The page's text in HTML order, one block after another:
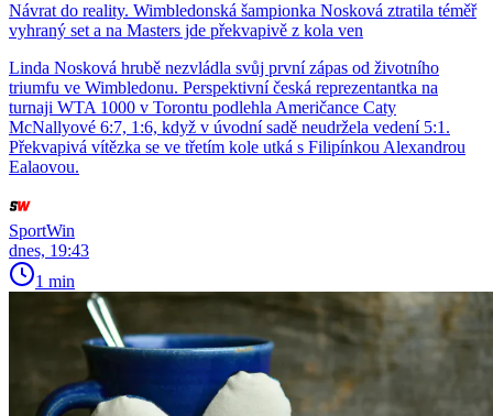
Návrat do reality. Wimbledonská šampionka Nosková ztratila téměř
vyhraný set a na Masters jde překvapivě z kola ven
Linda Nosková hrubě nezvládla svůj první zápas od životního
triumfu ve Wimbledonu. Perspektivní česká reprezentantka na
turnaji WTA 1000 v Torontu podlehla Američance Caty
McNallyové 6:7, 1:6, když v úvodní sadě neudržela vedení 5:1.
Překvapivá vítězka se ve třetím kole utká s Filipínkou Alexandrou
Ealaovou.
SportWin
dnes, 19:43
1 min